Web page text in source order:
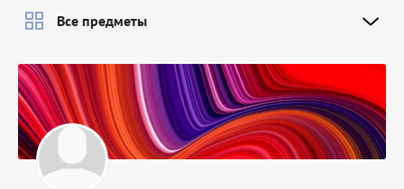
Все предметы